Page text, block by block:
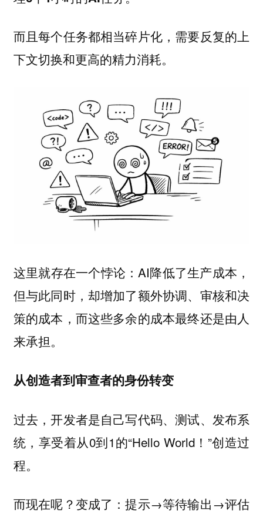
而且每个任务都相当碎片化，需要反复的上
下文切换和更高的精力消耗。
这里就存在一个悖论：AI降低了生产成本，
但与此同时，却增加了额外协调、审核和决
策的成本，而这些多余的成本最终还是由人
来承担。
从创造者到审查者的身份转变
过去，开发者是自己写代码、测试、发布系
统，享受着从0到1的“Hello World！”创造过
程。
而现在呢？变成了：提示→等待输出→评估